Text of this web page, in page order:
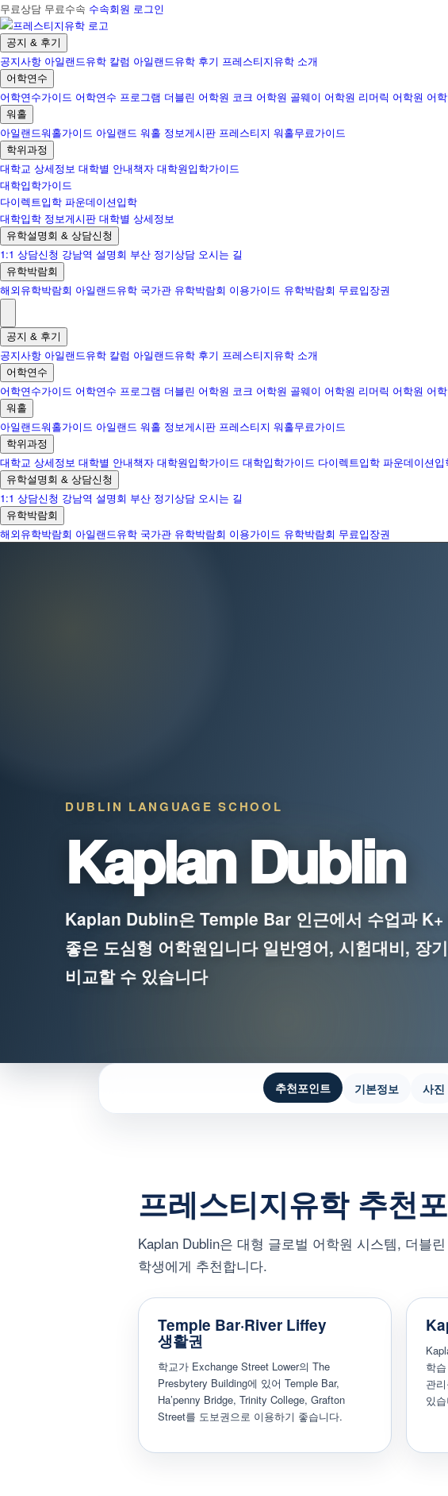
무료상담 무료수속 수속회원 로그인
공지 & 후기
공지사항 아일랜드유학 칼럼 아일랜드유학 후기 프레스티지유학 소개
어학연수
어학연수가이드 어학연수 프로그램 더블린 어학원 코크 어학원 골웨이 어학원 리머릭 어학원 어
워홀
아일랜드워홀가이드 아일랜드 워홀 정보게시판 프레스티지 워홀무료가이드
학위과정
대학교 상세정보 대학별 안내책자 대학원입학가이드
대학입학가이드
다이렉트입학 파운데이션입학
대학입학 정보게시판 대학별 상세정보
유학설명회 & 상담신청
1:1 상담신청 강남역 설명회 부산 정기상담 오시는 길
유학박람회
해외유학박람회 아일랜드유학 국가관 유학박람회 이용가이드 유학박람회 무료입장권
공지 & 후기
공지사항 아일랜드유학 칼럼 아일랜드유학 후기 프레스티지유학 소개
어학연수
어학연수가이드 어학연수 프로그램 더블린 어학원 코크 어학원 골웨이 어학원 리머릭 어학원 어
워홀
아일랜드워홀가이드 아일랜드 워홀 정보게시판 프레스티지 워홀무료가이드
학위과정
대학교 상세정보 대학별 안내책자 대학원입학가이드 대학입학가이드 다이렉트입학 파운데이션입
유학설명회 & 상담신청
1:1 상담신청 강남역 설명회 부산 정기상담 오시는 길
유학박람회
해외유학박람회 아일랜드유학 국가관 유학박람회 이용가이드 유학박람회 무료입장권
DUBLIN LANGUAGE SCHOOL
Kaplan Dublin
Kaplan Dublin은 Temple Bar 인근에서 수업과 K+
좋은 도심형 어학원입니다 일반영어, 시험대비, 장
비교할 수 있습니다
추천포인트 기본정보 사진
프레스티지유학 추천
Kaplan Dublin은 대형 글로벌 어학원 시스템, 더블
학생에게 추천합니다.
Temple Bar·River Liffey
생활권
학교가 Exchange Street Lower의 The
Presbytery Building에 있어 Temple Bar,
Ha’penny Bridge, Trinity College, Grafton
Street를 도보권으로 이용하기 좋습니다.
학
관
있